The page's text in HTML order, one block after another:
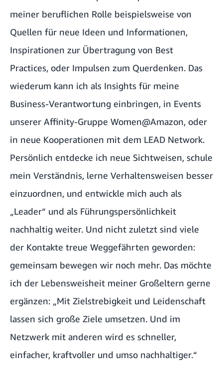
meiner beruflichen Rolle beispielsweise von
Quellen für neue Ideen und Informationen,
Inspirationen zur Übertragung von Best
Practices, oder Impulsen zum Querdenken. Das
wiederum kann ich als Insights für meine
Business-Verantwortung einbringen, in Events
unserer Affinity-Gruppe Women@Amazon, oder
in neue Kooperationen mit dem LEAD Network.
Persönlich entdecke ich neue Sichtweisen, schule
mein Verständnis, lerne Verhaltensweisen besser
einzuordnen, und entwickle mich auch als
„Leader“ und als Führungspersönlichkeit
nachhaltig weiter. Und nicht zuletzt sind viele
der Kontakte treue Weggefährten geworden:
gemeinsam bewegen wir noch mehr. Das möchte
ich der Lebensweisheit meiner Großeltern gerne
ergänzen: „Mit Zielstrebigkeit und Leidenschaft
lassen sich große Ziele umsetzen. Und im
Netzwerk mit anderen wird es schneller,
einfacher, kraftvoller und umso nachhaltiger.“